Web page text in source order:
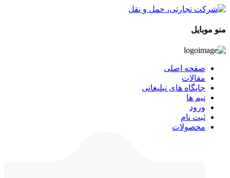
منو موبایل
صفحه اصلی
مقالات
جایگاه های تبلیغاتی
تیم ها
ورود
ثبت نام
محصولات